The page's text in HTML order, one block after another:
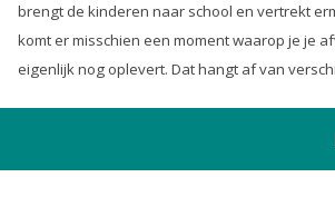
brengt de kinderen naar school en vertrekt
komt er misschien een moment waarop je je
eigenlijk nog oplevert. Dat hangt af van